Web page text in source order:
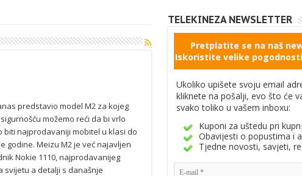
predstavio model M2 za kojeg
možemo reći da bi vrlo
biti najprodavaniji mobitel u klasi do
godine. Meizu M2 je već najavljen
Nokie 1110, najprodavanijeg
svijetu a detalji s današnje
TELEKINEZA NEWSLETTER
Pretplatite se na naš
Iskoristite velike
Ukoliko upišete svoju email
kliknete na pošalji, evo što će
svako toliko u vašem inboxu:
Kuponi za uštedu pri
Obavijesti o popustima i
Tjedne novosti, savjeti,